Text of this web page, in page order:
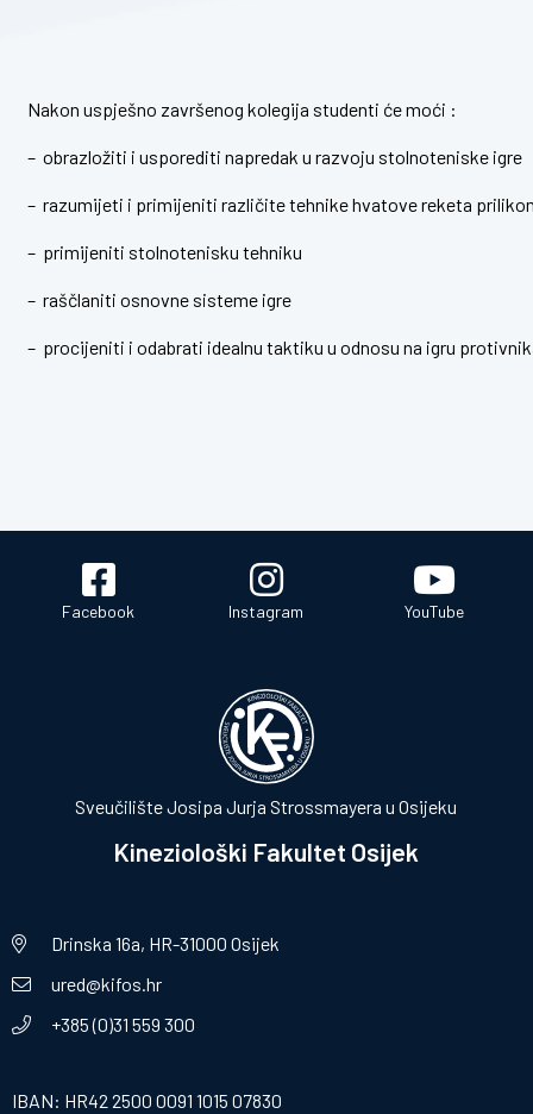
Nakon uspješno završenog kolegija studenti će moći :
– obrazložiti i usporediti napredak u razvoju stolnoteniske igre
– razumijeti i primijeniti različite tehnike hvatove reketa
– primijeniti stolnotenisku tehniku
– raščlaniti osnovne sisteme igre
– procijeniti i odabrati idealnu taktiku u odnosu na igru
Facebook Instagram YouTube
Sveučilište Josipa Jurja Strossmayera u Osijeku
Kineziološki Fakultet Osijek
Drinska 16a, HR-31000 Osijek
ured@kifos.hr
+385 (0)31 559 300
IBAN: HR42 2500 0091 1015 07830